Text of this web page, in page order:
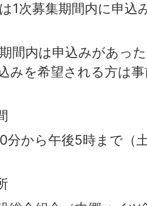
1次募集期間内に申込
間内は申込みがあっ
みを希望される方は
分から午後5時まで（